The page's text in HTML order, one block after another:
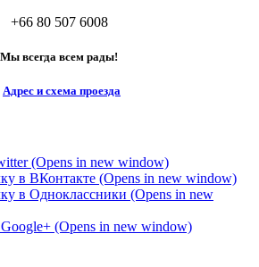
+66 80 507 6008
Мы всегда всем рады!
Адрес и схема проезда
(Opens in new window)
в ВКонтакте (Opens in new window)
в Одноклассники (Opens in new
(Opens in new window)